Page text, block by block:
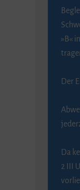
»B«
Der
Da
2 III